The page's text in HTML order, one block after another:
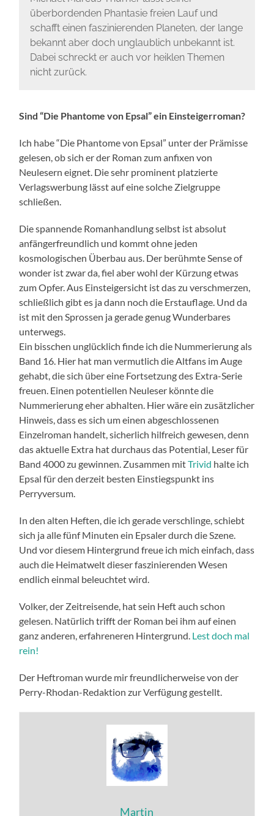
überbordenden Phantasie freien Lauf und
schafft einen faszinierenden Planeten, der lange
bekannt aber doch unglaublich unbekannt ist.
Dabei schreckt er auch vor heiklen Themen
nicht zurück.
Sind “Die Phantome von Epsal” ein Einsteigerroman?
Ich habe “Die Phantome von Epsal” unter der Prämisse
gelesen, ob sich er der Roman zum anfixen von
Neulesern eignet. Die sehr prominent platzierte
Verlagswerbung lässt auf eine solche Zielgruppe
schließen.
Die spannende Romanhandlung selbst ist absolut
anfängerfreundlich und kommt ohne jeden
kosmologischen Überbau aus. Der berühmte Sense of
wonder ist zwar da, fiel aber wohl der Kürzung etwas
zum Opfer. Aus Einsteigersicht ist das zu verschmerzen,
schließlich gibt es ja dann noch die Erstauflage. Und da
ist mit den Sprossen ja gerade genug Wunderbares
unterwegs.
Ein bisschen unglücklich finde ich die Nummerierung als
Band 16. Hier hat man vermutlich die Altfans im Auge
gehabt, die sich über eine Fortsetzung des Extra-Serie
freuen. Einen potentiellen Neuleser könnte die
Nummerierung eher abhalten. Hier wäre ein zusätzlicher
Hinweis, dass es sich um einen abgeschlossenen
Einzelroman handelt, sicherlich hilfreich gewesen, denn
das aktuelle Extra hat durchaus das Potential, Leser für
Band 4000 zu gewinnen. Zusammen mitTrivid halte ich
Epsal für den derzeit besten Einstiegspunkt ins
Perryversum.
In den alten Heften, die ich gerade verschlinge, schiebt
sich ja alle fünf Minuten ein Epsaler durch die Szene.
Und vor diesem Hintergrund freue ich mich einfach, dass
auch die Heimatwelt dieser faszinierenden Wesen
endlich einmal beleuchtet wird.
Volker, der Zeitreisende, hat sein Heft auch schon
gelesen. Natürlich trifft der Roman bei ihm auf einen
ganz anderen, erfahreneren Hintergrund. Lest doch mal
rein!
Der Heftroman wurde mir freundlicherweise von der
Perry-Rhodan-Redaktion zur Verfügung gestellt.
Martin